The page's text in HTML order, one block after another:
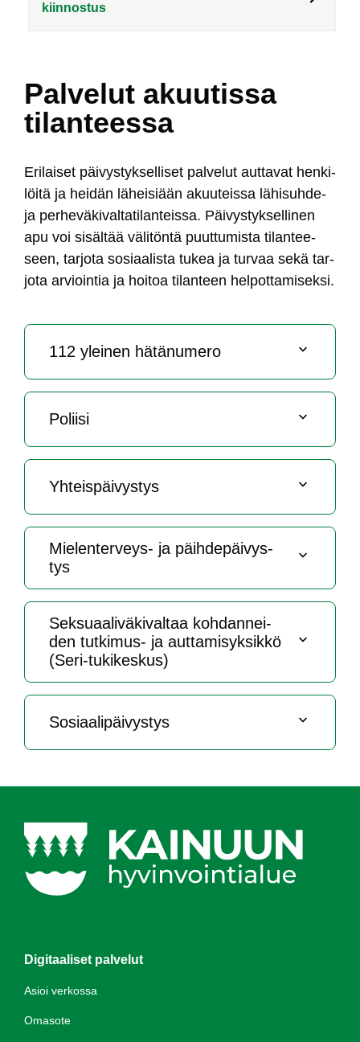
kiinnostus
Palvelut akuutissa
tilanteessa
Eri­lai­set päi­vys­tyk­sel­li­set pal­ve­lut aut­ta­vat hen­ki­
löi­tä ja hei­dän lä­hei­siään akuu­teis­sa lä­hi­suh­de-
ja per­he­vä­ki­val­ta­ti­lan­teis­sa. Päi­vys­tyk­sel­li­nen
apu voi si­säl­tää vä­li­tön­tä puut­tu­mis­ta ti­lan­tee­
seen, tar­jo­ta so­siaa­lis­ta tu­kea ja tur­vaa se­kä tar­
jo­ta ar­vioin­tia ja hoi­toa ti­lan­teen hel­pot­ta­mi­sek­si.
112 ylei­nen hä­tä­nu­me­ro
Po­lii­si
Yh­teis­päi­vys­tys
Mie­len­ter­veys- ja päih­de­päi­vys­
tys
Sek­suaa­li­vä­ki­val­taa koh­dan­nei­
den tut­ki­mus- ja aut­ta­mi­syk­sik­kö
(Se­ri-tu­ki­kes­kus)
So­siaa­li­päi­vys­tys
Digitaaliset palvelut
Asioi verkossa
Omasote